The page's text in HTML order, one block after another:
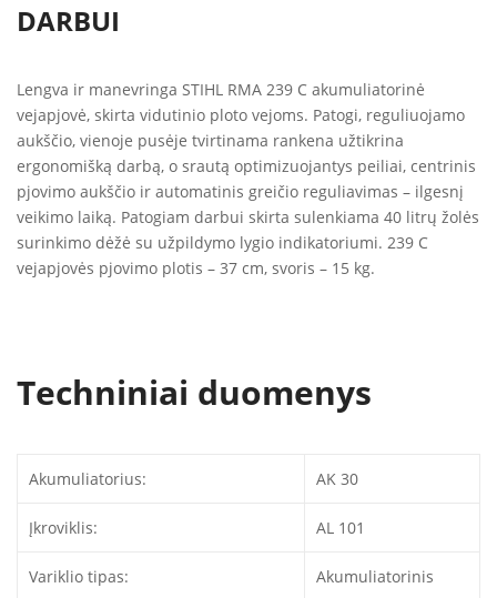
DARBUI
Lengva ir manevringa STIHL RMA 239 C akumuliatorinė
vejapjovė, skirta vidutinio ploto vejoms. Patogi, reguliuojamo
aukščio, vienoje pusėje tvirtinama rankena užtikrina
ergonomišką darbą, o srautą optimizuojantys peiliai, centrinis
pjovimo aukščio ir automatinis greičio reguliavimas – ilgesnį
veikimo laiką. Patogiam darbui skirta sulenkiama 40 litrų žolės
surinkimo dėžė su užpildymo lygio indikatoriumi. 239 C
vejapjovės pjovimo plotis – 37 cm, svoris – 15 kg.
Techniniai duomenys
Akumuliatorius: AK 30
Įkroviklis: AL 101
Variklio tipas: Akumuliatorinis